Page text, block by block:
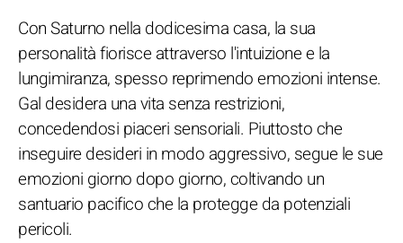
Con Saturno nella dodicesima casa, la sua
personalità fiorisce attraverso l'intuizione e la
lungimiranza, spesso reprimendo emozioni intense.
Gal desidera una vita senza restrizioni,
concedendosi piaceri sensoriali. Piuttosto che
inseguire desideri in modo aggressivo, segue le sue
emozioni giorno dopo giorno, coltivando un
santuario pacifico che la protegge da potenziali
pericoli.